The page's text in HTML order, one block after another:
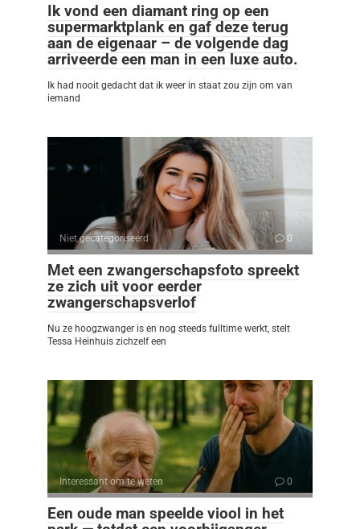
Ik vond een diamant ring op een
supermarktplank en gaf deze terug
aan de eigenaar – de volgende dag
arriveerde een man in een luxe auto.
Ik had nooit gedacht dat ik weer in staat zou zijn om van
iemand
Niet gecategoriseerd 0
Met een zwangerschapsfoto spreekt
ze zich uit voor eerder
zwangerschapsverlof
Nu ze hoogzwanger is en nog steeds fulltime werkt, stelt
Tessa Heinhuis zichzelf een
Interessant om te weten 0
Een oude man speelde viool in het